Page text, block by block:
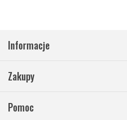
Informacje
Zakupy
Pomoc